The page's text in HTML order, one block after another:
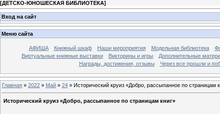
[ДЕТСКО-ЮНОШЕСКАЯ БИБЛИОТЕКА]
Вход на сайт
Меню сайта
АФИША Книжный шкаф Наши мероприятия Модельная библиотека
Виртуальные книжные выставки
Викторины и игры
Дополнительные
Награды, достижения, отзывы
Через все прошли и
Главная » 2022 » Май » 24 » Исторический круиз «Добро, рассыпанное по страницам
Исторический круиз «Добро, рассыпанное по страницам книг»